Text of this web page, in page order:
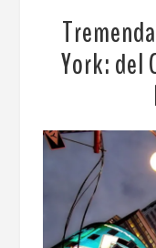
York: del